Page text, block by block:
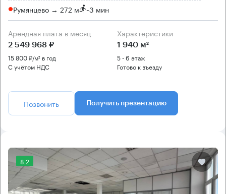
Румянцево → 272 м ~3 мин
Арендная плата в месяц
2 549 968 ₽
15 800 ₽/м² в год
С учётом НДС
Характеристики
1 940 м²
5 - 6 этаж
Готово к въезду
Позвонить Получить презентацию
8.2